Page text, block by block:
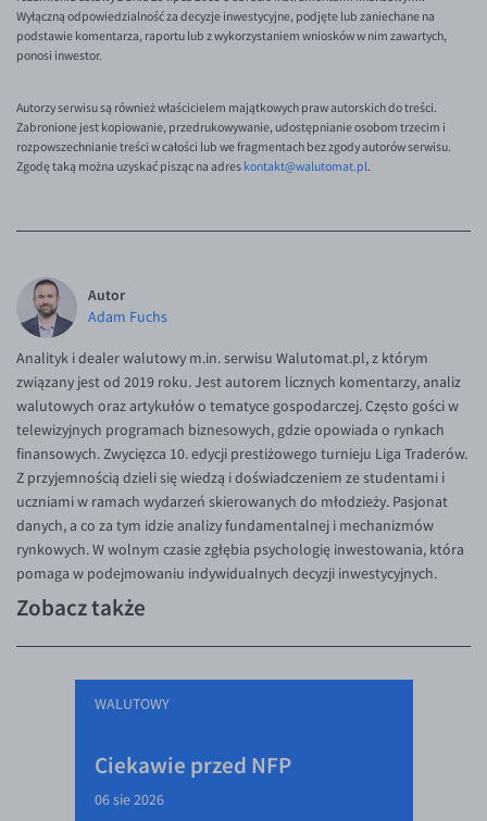
Wyłączną odpowiedzialność za decyzje inwestycyjne, podjęte lub zaniechane na
podstawie komentarza, raportu lub z wykorzystaniem wniosków w nim zawartych,
ponosi inwestor.
Autorzy serwisu są również właścicielem majątkowych praw autorskich do treści.
Zabronione jest kopiowanie, przedrukowywanie, udostępnianie osobom trzecim i
rozpowszechnianie treści w całości lub we fragmentach bez zgody autorów serwisu.
Zgodę taką można uzyskać pisząc na adres kontakt@walutomat.pl.
Autor
Adam Fuchs
Analityk i dealer walutowy m.in. serwisu Walutomat.pl, z którym
związany jest od 2019 roku. Jest autorem licznych komentarzy, analiz
walutowych oraz artykułów o tematyce gospodarczej. Często gości w
telewizyjnych programach biznesowych, gdzie opowiada o rynkach
finansowych. Zwycięzca 10. edycji prestiżowego turnieju Liga Traderów.
Z przyjemnością dzieli się wiedzą i doświadczeniem ze studentami i
uczniami w ramach wydarzeń skierowanych do młodzieży. Pasjonat
danych, a co za tym idzie analizy fundamentalnej i mechanizmów
rynkowych. W wolnym czasie zgłębia psychologię inwestowania, która
pomaga w podejmowaniu indywidualnych decyzji inwestycyjnych.
Zobacz także
WALUTOWY
Ciekawie przed NFP
06 sie 2026